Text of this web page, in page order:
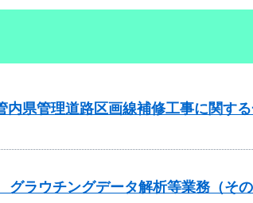
県管理道路区画線補修工事に関す
グラウチングデータ解析等業務（そ